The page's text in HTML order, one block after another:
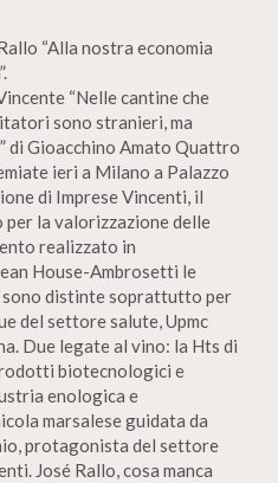
“Alla nostra economia
“Nelle cantine che
sono stranieri, ma
di Gioacchino Amato Quattro
ieri a Milano a Palazzo
di Imprese Vincenti, il
per la valorizzazione delle
realizzato in
House-Ambrosetti le
sono distinte soprattutto per
del settore salute, Upmc
Due legate al vino: la Hts di
biotecnologici e
enologica e
marsalese guidata da
protagonista del settore
José Rallo, cosa manca